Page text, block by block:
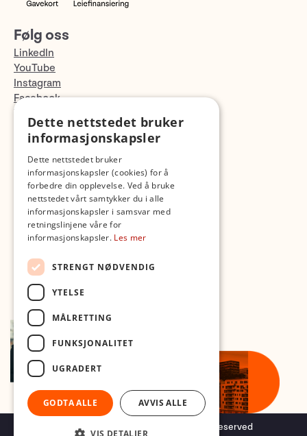
Følg oss
LinkedIn
YouTube
Instagram
Facebook
TikTok
Fotopodden
Med forbehold om skrive- og lagerfeil
Copyright © 2026 Foto.no - All rights reserved
Dette nettstedet bruker
informasjonskapsler
Dette nettstedet bruker
informasjonskapsler (cookies) for å
forbedre din opplevelse. Ved å bruke
nettstedet vårt samtykker du i alle
informasjonskapsler i samsvar med
retningslinjene våre for
informasjonskapsler. Les mer
STRENGT NØDVENDIG
YTELSE
MÅLRETTING
FUNKSJONALITET
UGRADERT
GODTA ALLE AVVIS ALLE
VIS DETALJER